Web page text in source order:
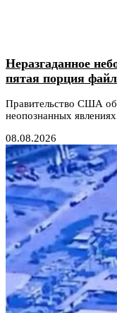
Неразгаданное
пятая порция
Правительство США
неопознанных
08.08.2026